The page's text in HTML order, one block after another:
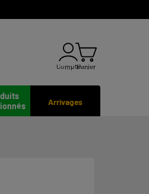
ComptePanier
Arrivages